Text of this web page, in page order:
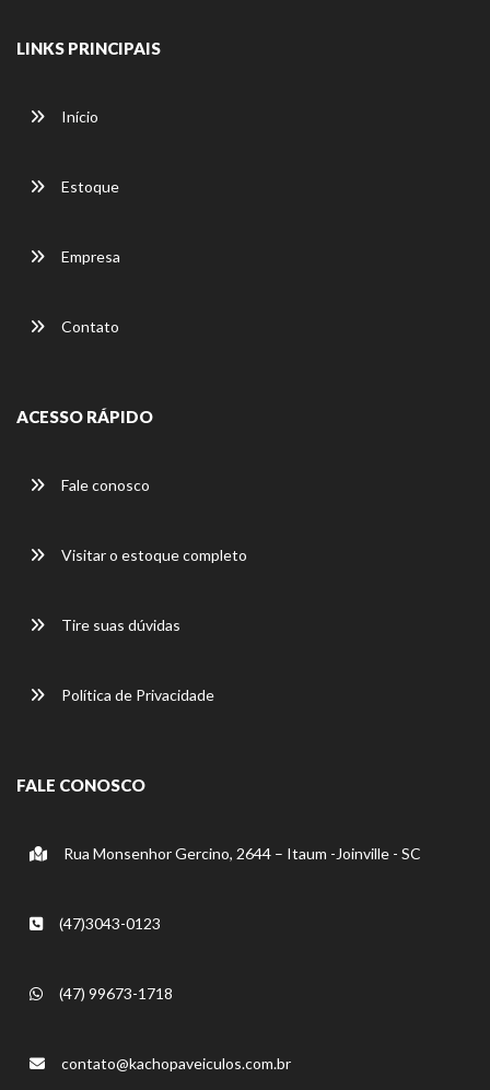
LINKS PRINCIPAIS
Início
Estoque
Empresa
Contato
ACESSO RÁPIDO
Fale conosco
Visitar o estoque completo
Tire suas dúvidas
Política de Privacidade
FALE CONOSCO
Rua Monsenhor Gercino, 2644 – Itaum -Joinville - SC
(47)3043-0123
(47) 99673-1718
contato@kachopaveiculos.com.br